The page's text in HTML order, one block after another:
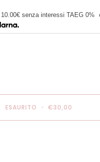
10.00€ senza interessi TAEG 0%
ESAURITO • €30,00